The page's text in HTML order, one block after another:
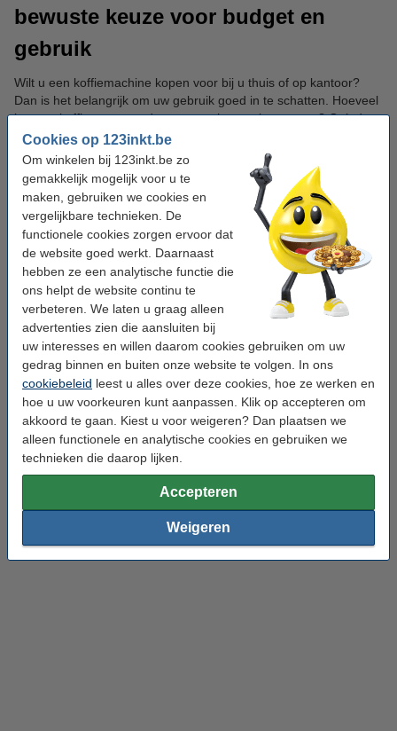
Cookies op 123inkt.be
Om winkelen bij 123inkt.be zo
gemakkelijk mogelijk voor u te
maken, gebruiken we cookies en
vergelijkbare technieken. De
functionele cookies zorgen ervoor dat
de website goed werkt. Daarnaast
hebben ze een analytische functie die
ons helpt de website continu te
verbeteren. We laten u graag alleen
advertenties zien die aansluiten bij
uw interesses en willen daarom cookies gebruiken om uw
gedrag binnen en buiten onze website te volgen. In ons
cookiebeleid leest u alles over deze cookies, hoe ze werken en
hoe u uw voorkeuren kunt aanpassen. Klik op accepteren om
akkoord te gaan. Kiest u voor weigeren? Dan plaatsen we
alleen functionele en analytische cookies en gebruiken we
technieken die daarop lijken.
Accepteren
Weigeren
bewuste keuze voor budget en
gebruik
Wilt u een koffiemachine kopen voor bij u thuis of op kantoor?
Dan is het belangrijk om uw gebruik goed in te schatten. Hoeveel
koppen koffie zet u per dag en voor hoeveel personen? Ook de
beschikbare ruimte en het gewenste gebruiksgemak spelen mee.
Pad- en capsulemachines zijn snel en eenvoudig, terwijl
bonenmachines meer instelmogelijkheden bieden. Door deze
punten te vergelijken, kiest u het juiste koffieapparaat zonder
onnodig veel te betalen. Heeft u geen plaats voor een
koffieapparaat? Bekijk dan zeker onze
waterkokersvoor
oploskoffieen opgietfilters.
Ga meteen aan de slag met uw
koffiemachine